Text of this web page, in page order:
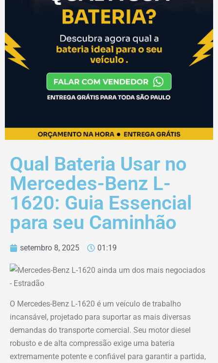
Qual Bateria Usar no
Mercedes-Benz L-
1620: Guia Essencial
para seu Caminhão
setembro 8, 2025 01:19
O Mercedes-Benz L-1620 é um veículo de trabalho
incansável, projetado para suportar as mais diversas
demandas do transporte comercial. Seu motor diesel
robusto e de alta compressão exige uma bateria
extremamente potente e confiável para garantir a partida,